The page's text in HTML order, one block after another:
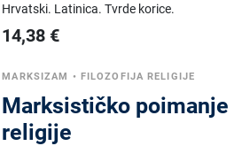
Hrvatski. Latinica.Tvrde korice.
14,38 €
MARKSIZAM • FILOZOFIJA RELIGIJE
Marksističko poimanje
religije